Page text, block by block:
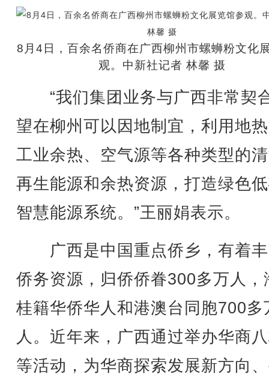
8月4日，百余名侨商在广西柳州市螺蛳粉文化
观。中新社记者 林馨 摄
“我们集团业务与广西非常契
望在柳州可以因地制宜，利用地
工业余热、空气源等各种类型的
再生能源和余热资源，打造绿色
智慧能源系统。”王丽娟表示。
广西是中国重点侨乡，有着
侨务资源，归侨侨眷300多万人，
桂籍华侨华人和港澳台同胞700多
人。近年来，广西通过举办华商
等活动，为华商探索发展新方向